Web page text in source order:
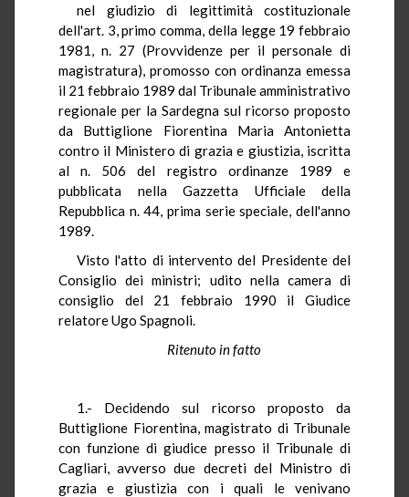
nel giudizio di legittimità costituzionale
dell'art. 3, primo comma, della legge 19 febbraio
1981, n. 27 (Provvidenze per il personale di
magistratura), promosso con ordinanza emessa
il 21 febbraio 1989 dal Tribunale amministrativo
regionale per la Sardegna sul ricorso proposto
da Buttiglione Fiorentina Maria Antonietta
contro il Ministero di grazia e giustizia, iscritta
al n. 506 del registro ordinanze 1989 e
pubblicata nella Gazzetta Ufficiale della
Repubblica n. 44, prima serie speciale, dell'anno
1989.
Visto l'atto di intervento del Presidente del
Consiglio dei ministri; udito nella camera di
consiglio del 21 febbraio 1990 il Giudice
relatore Ugo Spagnoli.
Ritenuto in fatto
1.- Decidendo sul ricorso proposto da
Buttiglione Fiorentina, magistrato di Tribunale
con funzione di giudice presso il Tribunale di
Cagliari, avverso due decreti del Ministro di
grazia e giustizia con i quali le venivano